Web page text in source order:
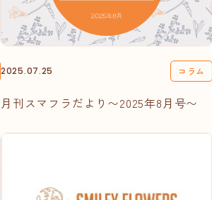
2025.07.25 コラム
月刊スマフラだより〜2025年8月号〜